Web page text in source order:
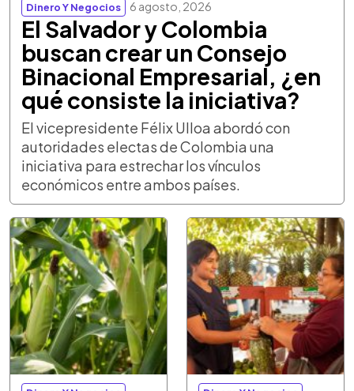
Dinero Y Negocios 6 agosto, 2026
El Salvador y Colombia
buscan crear un Consejo
Binacional Empresarial, ¿en
qué consiste la iniciativa?
El vicepresidente Félix Ulloa abordó con
autoridades electas de Colombia una
iniciativa para estrechar los vínculos
económicos entre ambos países.